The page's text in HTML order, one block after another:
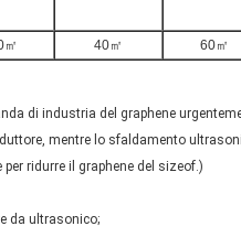
㎡ 40㎡ 60㎡
di industria del graphene
mentre lo sfaldamento
ridurre il graphene del sizeof.)
da ultrasonico;